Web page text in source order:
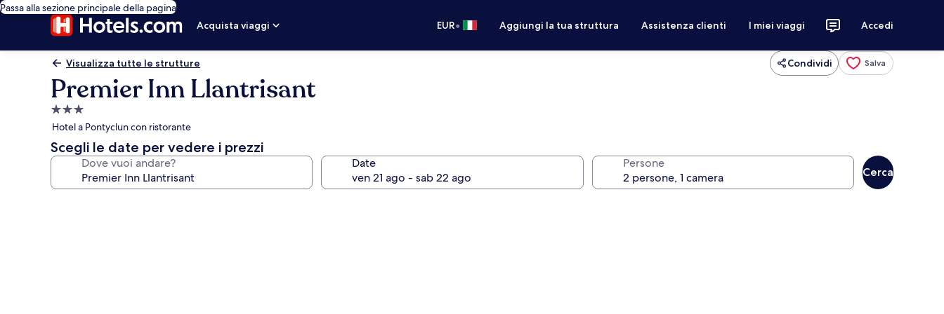
Passa alla sezione principale della pagina
Acquista viaggi
EUR• Aggiungi la tua struttura Assistenza clienti I miei viaggi Accedi
Visualizza tutte le strutture Condividi Salva
Premier Inn Llantrisant
Struttura
a
3.0
stelle
Hotel a Pontyclun con ristorante
Scegli le date per vedere i prezzi
Dove vuoi andare? Date Persone
Cerca